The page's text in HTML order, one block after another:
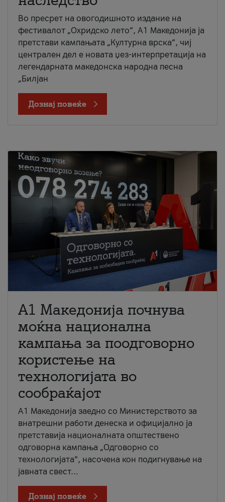
Во пресрет на овогодишното издание на
фестивалот „Охридско лето“, А1 Македонија ја
претстави кампањата „Културна врска“, чиј
централен дел е новата џез-интерпретација на
легендарната македонска народна песна
„Билјан
Дознај повеќе
A1 Македонија почнува
моќна национална
кампања за поодговорно
користење на
технологијата во
сообраќајот
A1 Македонија заедно со Министерството за
внатрешни работи денеска и официјално ја
претставија националната општествено
одговорна кампања „Одговорно со
технологијата“, насочена кон подигнување на
јавната свест...
Дознај повеќе